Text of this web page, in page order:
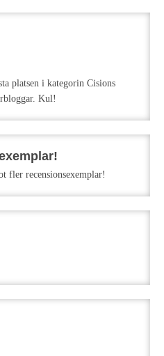
platsen i kategorin Cisions
Kul!
fler recensionsexemplar!